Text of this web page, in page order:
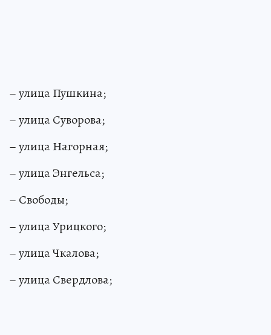
– улица Пушкина;
– улица Суворова;
– улица Нагорная;
– улица Энгельса;
– Свободы;
– улица Урицкого;
– улица Чкалова;
– улица Свердлова;